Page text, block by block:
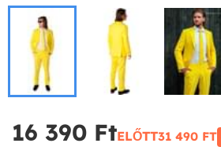
16 390 Ft‎ELŐTT31 490 FT‎